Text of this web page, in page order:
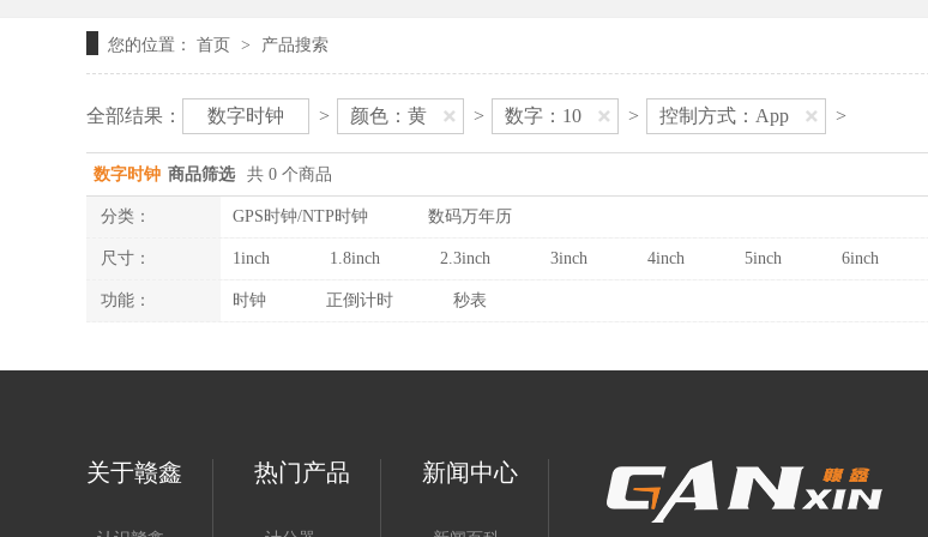
您的位置： 首页 > 产品搜索
全部结果： 数字时钟 > 颜色：黄 > 数字：10 > 控制方式：App >
数字时钟 商品筛选 共 0 个商品
分类： GPS时钟/NTP时钟 数码万年历
尺寸： 1inch 1.8inch 2.3inch 3inch 4inch 5inch 6inch
功能： 时钟 正倒计时 秒表
关于赣鑫 热门产品 新闻中心